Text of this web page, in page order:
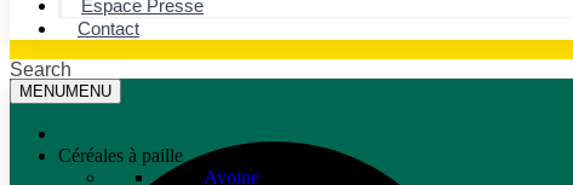
Espace Presse
Contact
Search
MENUMENU
Céréales à paille
Avoine